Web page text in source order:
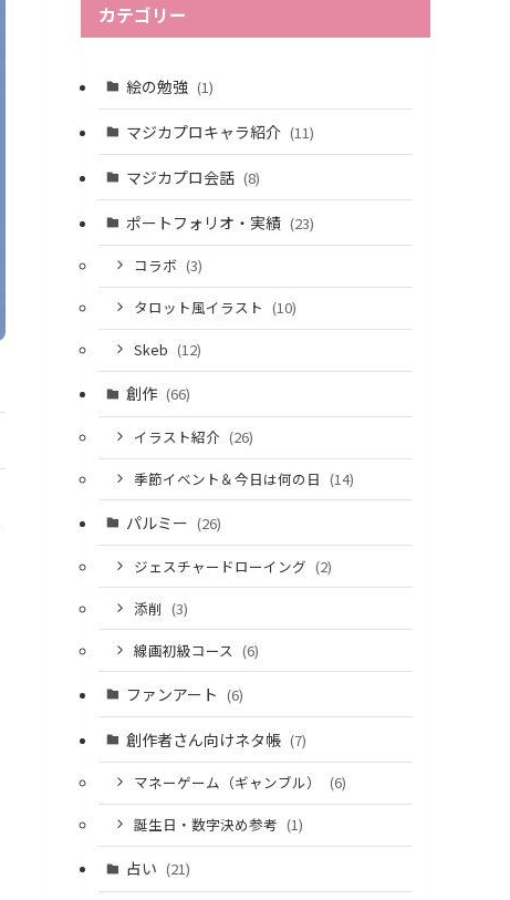
カテゴリー
絵の勉強 (1)
マジカプロキャラ紹介 (11)
マジカプロ会話 (8)
ポートフォリオ・実績 (23)
コラボ (3)
タロット風イラスト (10)
Skeb (12)
創作 (66)
イラスト紹介 (26)
季節イベント＆今日は何の日 (14)
パルミー (26)
ジェスチャードローイング (2)
添削 (3)
線画初級コース (6)
ファンアート (6)
創作者さん向けネタ帳 (7)
マネーゲーム（ギャンブル）
(6)
誕生日・数字決め参考 (1)
占い (21)